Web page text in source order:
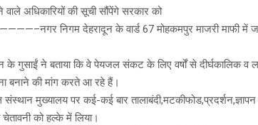
अधिकारियों की सूची सौंपेंगे सरकार को
निगम देहरादून के वार्ड 67 मोहकमपुर माजरी माफी में
के गुसाईं ने बताया कि वे पेयजल संकट के लिए वर्षों से दीर्घकालिक
बनाने की मांग करते आ रहे हैं।
मुख्यालय पर कई-कई बार
चेतावनी को हल्के में लिया।